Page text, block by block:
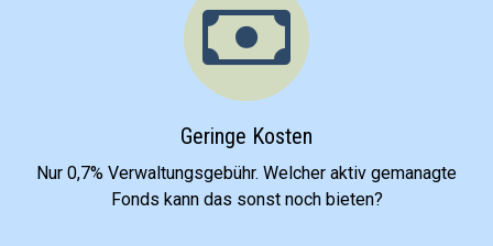
Geringe Kosten
Nur 0,7% Verwaltungs­gebühr. Welcher aktiv gemanagte
Fonds kann das sonst noch bieten?